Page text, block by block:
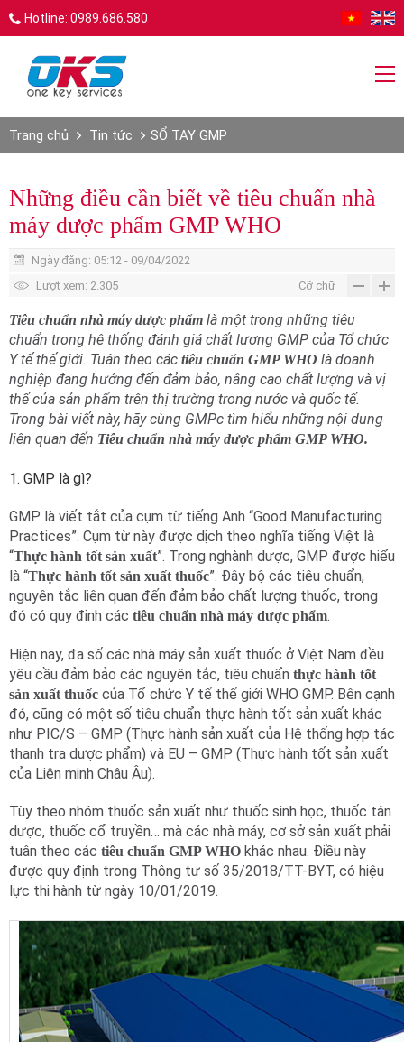
Hotline: 0989.686.580
Trang chủ Tin tức SỔ TAY GMP
Những điều cần biết về tiêu chuẩn nhà
máy dược phẩm GMP WHO
Ngày đăng: 05:12 - 09/04/2022
Lượt xem: 2.305
Cỡ chữ
Tiêu chuẩn nhà máy dược phẩm là một trong những tiêu
chuẩn trong hệ thống đánh giá chất lượng GMP của Tổ chức
Y tế thế giới. Tuân theo các tiêu chuẩn GMP WHO là doanh
nghiệp đang hướng đến đảm bảo, nâng cao chất lượng và vị
thế của sản phẩm trên thị trường trong nước và quốc tế.
Trong bài viết này, hãy cùng GMPc tìm hiểu những nội dung
liên quan đến Tiêu chuẩn nhà máy dược phẩm GMP WHO.
1. GMP là gì?
GMP là viết tắt của cụm từ tiếng Anh “Good Manufacturing
Practices”. Cụm từ này được dịch theo nghĩa tiếng Việt là
“Thực hành tốt sản xuất”. Trong nghành dược, GMP được hiểu
là “Thực hành tốt sản xuất thuốc”. Đây bộ các tiêu chuẩn,
nguyên tắc liên quan đến đảm bảo chất lượng thuốc, trong
đó có quy định các tiêu chuẩn nhà máy dược phẩm.
Hiện nay, đa số các nhà máy sản xuất thuốc ở Việt Nam đều
yêu cầu đảm bảo các nguyên tắc, tiêu chuẩn thực hành tốt
sản xuất thuốc của Tổ chức Y tế thế giới WHO GMP. Bên cạnh
đó, cũng có một số tiêu chuẩn thực hành tốt sản xuất khác
như PIC/S – GMP (Thực hành sản xuất của Hệ thống hợp tác
thanh tra dược phẩm) và EU – GMP (Thực hành tốt sản xuất
của Liên minh Châu Âu).
Tùy theo nhóm thuốc sản xuất như thuốc sinh học, thuốc tân
dược, thuốc cổ truyền… mà các nhà máy, cơ sở sản xuất phải
tuân theo các tiêu chuẩn GMP WHO khác nhau. Điều này
được quy định trong Thông tư số 35/2018/TT-BYT, có hiệu
lực thi hành từ ngày 10/01/2019.